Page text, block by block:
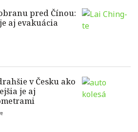
pred Čínou:
aj evakuácia
v Česku ako
je aj